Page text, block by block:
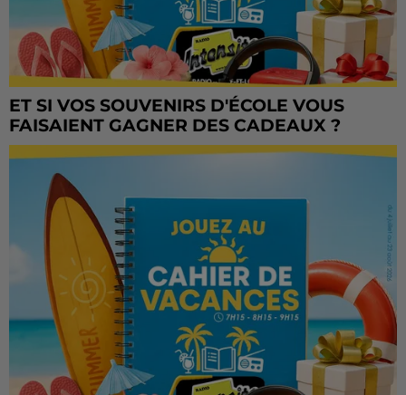
ET SI VOS SOUVENIRS D'ÉCOLE VOUS
FAISAIENT GAGNER DES CADEAUX ?